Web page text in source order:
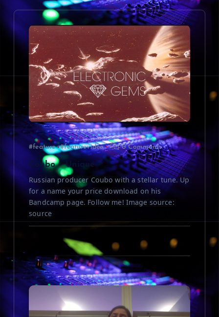
v
i
t
i
n
#feature #featurevideo 0 Comments
Coubo – Unique
Russian producer Coubo with a stellar tune. Up
for a name your price download on his
Bandcamp page. Follow me! Image source:
source